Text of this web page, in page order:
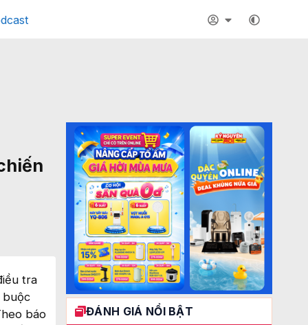
tra
buộc
báo
ĐÁNH GIÁ NỔI BẬT